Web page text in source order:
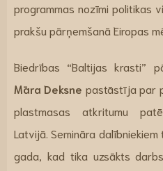
programmas nozīmi politikas
prakšu pārņemšanā Eiropas
Biedrības “Baltijas krasti”
Māra Deksne pastāstīja par
plastmasas atkritumu
Latvijā. Semināra
gada, kad tika uzsākts darbs